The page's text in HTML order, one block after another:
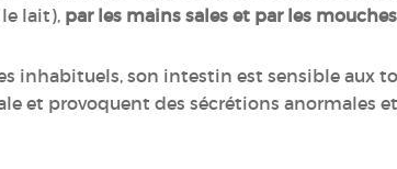
lait), par les mains sales et par les mouches
inhabituels, son intestin est sensible aux
et provoquent des sécrétions anormales